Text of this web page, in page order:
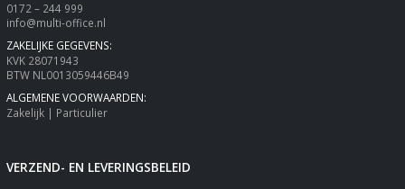
0172 – 244 999
info@multi-office.nl
ZAKELIJKE GEGEVENS:
KVK 28071943
BTW NL0013059446B49
ALGEMENE VOORWAARDEN:
Zakelijk| Particulier
VERZEND- EN LEVERINGSBELEID